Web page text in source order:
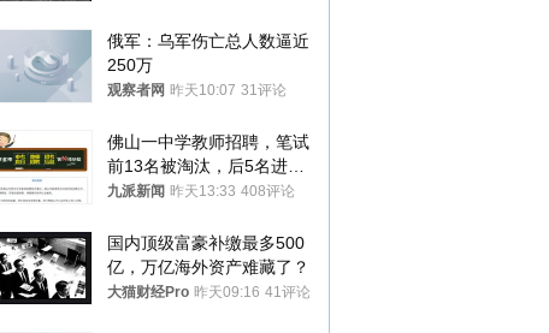
俄军：乌军伤亡总人数逼近
250万
观察者网 昨天10:07 31评论
佛山一中学教师招聘，笔试
前13名被淘汰，后5名进体
检，被疑萝卜岗，官方通
九派新闻 昨天13:33 408评论
国内顶级富豪补缴最多500
亿，万亿海外资产难藏了？
大猫财经Pro 昨天09:16 41评论